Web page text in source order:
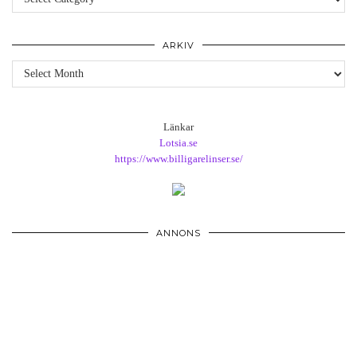
ARKIV
Arkiv
Länkar
Lotsia.se
https://www.billigarelinser.se/
ANNONS